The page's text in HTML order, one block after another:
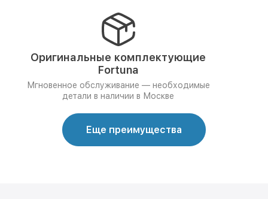
Оригинальные комплектующие
Fortuna
Мгновенное обслуживание — необходимые
детали в наличии в Москве
Еще преимущества